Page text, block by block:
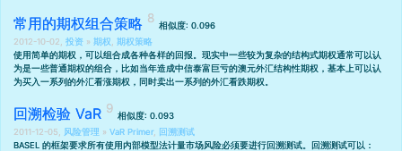
常用的期权组合策略
相似度: 0.096
2012-10-02, 投资 » 期权
期权策略
使用简单的期权，可以组合成各种各样的回报。现实中一些较为复杂的结构式期权通常可以认
为是一些普通期权的组合，比如当年造成中信泰富巨亏的澳元外汇结构性期权，基本上可以认
为买入一系列的外汇看涨期权，同时卖出一系列的外汇看跌期权。
回溯检验 VaR
相似度: 0.093
2011-12-05,
风险管理 » VaR Primer,
回溯测试
BASEL 的框架要求所有使用内部模型法计量市场风险必须要进行回溯测试。回溯测试可以：